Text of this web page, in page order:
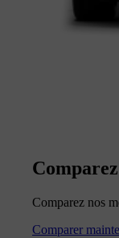
Comparez nos
Comparer